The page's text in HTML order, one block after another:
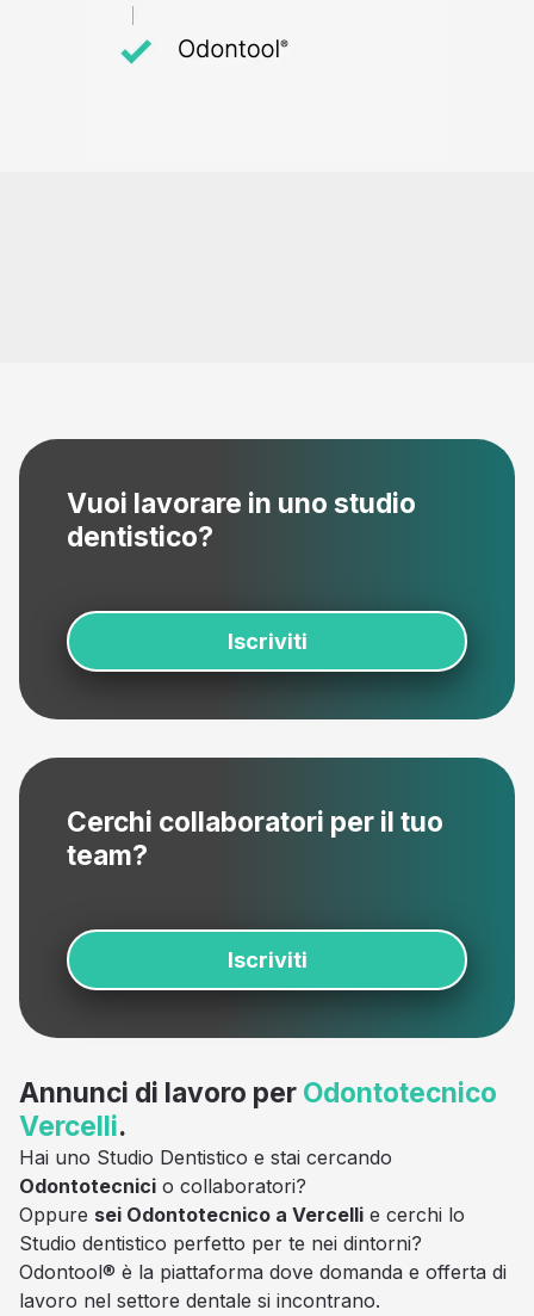
Vuoi lavorare in uno studio
dentistico?
Iscriviti
Cerchi collaboratori per il tuo
team?
Iscriviti
Annunci di lavoro per Odontotecnico
Vercelli.
Hai uno Studio Dentistico e stai cercando
Odontotecnici o collaboratori?
Oppure sei Odontotecnico a Vercelli e cerchi lo
Studio dentistico perfetto per te nei dintorni?
Odontool® è la piattaforma dove domanda e offerta di
lavoro nel settore dentale si incontrano.